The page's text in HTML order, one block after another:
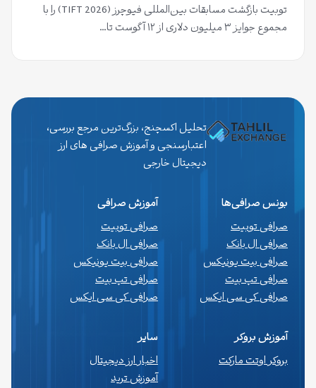
توبیت بازگشت مسابقات بین‌المللی فیوچرز (TIFT 2026) را با
مجموع جوایز ۳ میلیون دلاری از ۱۲ آگوست تا…
تحلیل اکسچنج، بزرگ‌ترین مرجع بررسی،
اعتبارسنجی و آموزش صرافی های ارز
دیجیتال خارجی
بونس صرافی‌ها
صرافی توبیت
صرافی ال بانک
صرافی بیت یونیکس
صرافی تپ بیت
صرافی کی سی ایکس
آموزش صرافی
صرافی توبیت
صرافی ال بانک
صرافی بیت یونیکس
صرافی تپ بیت
صرافی کی سی ایکس
آموزش بروکر
بروکر اوتت مارکت
سایر
اخبار ارز دیجیتال
آموزش ترید